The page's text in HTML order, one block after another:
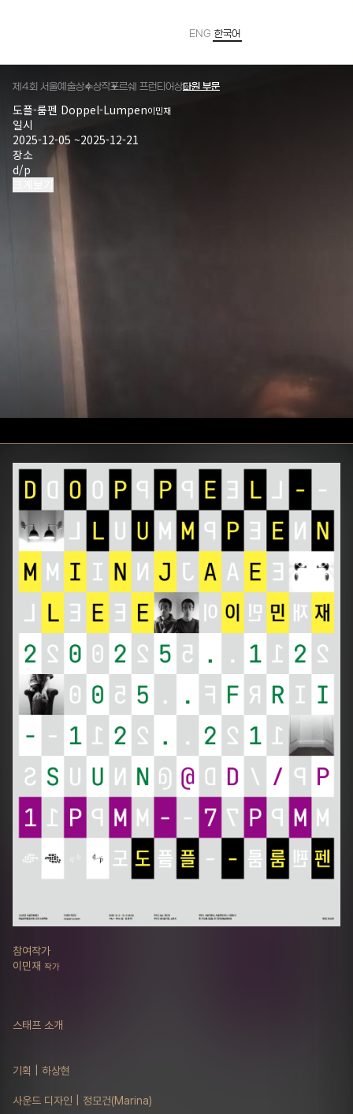
ENG 한국어
제4회 서울예술상수상작포르쉐 프런티어상다원 부문
도플-룸펜 Doppel-Lumpen이민재
일시
2025-12-05 ~2025-12-21
장소
d/p
참여작가
이민재 작가
스태프 소개
기획 | 하상현
사운드 디자인 | 정모건(Marina)